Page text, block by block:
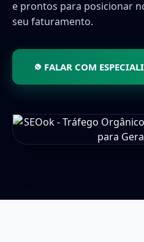
e prontos para posicionar
seu faturamento.
FALAR COM